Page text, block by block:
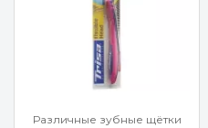
Различные зубные щётки